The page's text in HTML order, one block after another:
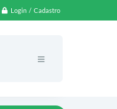
Login / Cadastro